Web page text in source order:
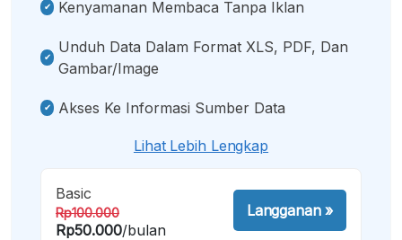
Kenyamanan Membaca Tanpa Iklan
Unduh Data Dalam Format XLS, PDF, Dan
Gambar/image
Akses Ke Informasi Sumber Data
Lihat Lebih Lengkap
Basic
Rp100.000
Rp50.000/bulan
Langganan»